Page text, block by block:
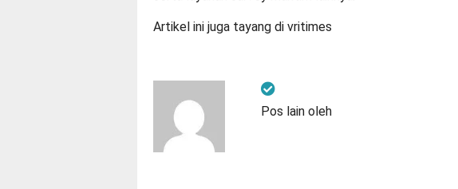
Artikel ini juga tayang di vritimes
Pos lain oleh